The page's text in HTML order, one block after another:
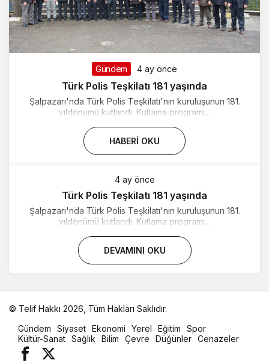
Gündem 4 ay önce
Türk Polis Teşkilatı 181 yaşında
Şalpazarı'nda Türk Polis Teşkilatı'nın kuruluşunun 181.
yıldönümü kutlandı. Kutlama programı...
HABERI OKU
4 ay önce
Türk Polis Teşkilatı 181 yaşında
Şalpazarı'nda Türk Polis Teşkilatı'nın kuruluşunun 181.
yıldönümü kutlandı. Kutlama programı...
DEVAMINI OKU
© Telif Hakkı 2026, Tüm Hakları Saklıdır.
oto
kiralama
parça
eşya
Gündem Siyaset Ekonomi Yerel Eğitim
Spor
Kültür-Sanat Sağlık Bilim Çevre Düğünler Cenazeler